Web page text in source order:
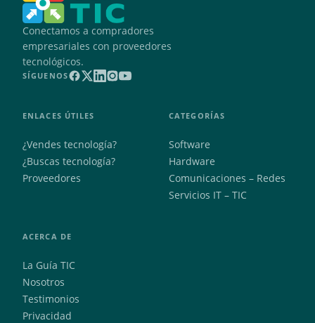
Conectamos a compradores
empresariales con proveedores
tecnológicos.
SÍGUENOS
ENLACES ÚTILES
¿Vendes tecnología?
¿Buscas tecnología?
Proveedores
CATEGORÍAS
Software
Hardware
Comunicaciones – Redes
Servicios IT – TIC
ACERCA DE
La Guía TIC
Nosotros
Testimonios
Privacidad